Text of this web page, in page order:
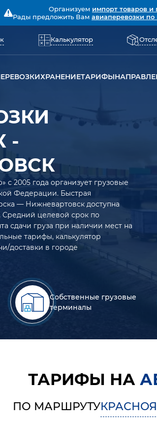
Организуем импорт товаров и
Рады предложить Вам авиаперевозки по
Калькулятор
ХРАНЕНИЕТАРИФЫ
-
2005 года организует грузовые
Федерации. Быстрая
— Нижневартовск доступна
Средний целевой срок по
сдачи груза при наличии мест на
тарифы, калькулятор
доставки в городе
Собственные грузовые
терминалы
ТАРИФЫ НА
ПО МАРШРУТУ